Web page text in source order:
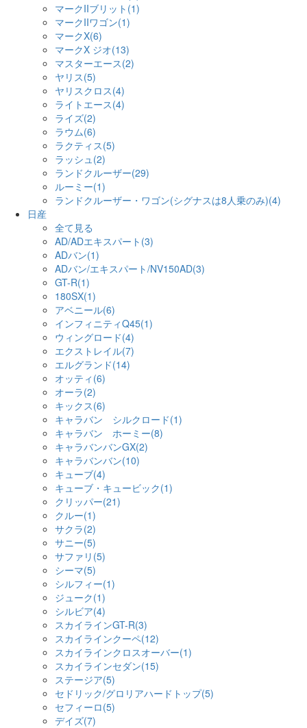
マークIIブリット(1)
マークIIワゴン(1)
マークX(6)
マークX ジオ(13)
マスターエース(2)
ヤリス(5)
ヤリスクロス(4)
ライトエース(4)
ライズ(2)
ラウム(6)
ラクティス(5)
ラッシュ(2)
ランドクルーザー(29)
ルーミー(1)
ランドクルーザー・ワゴン(シグナスは8人乗のみ)(4)
日産
全て見る
AD/ADエキスパート(3)
ADバン(1)
ADバン/エキスパート/NV150AD(3)
GT-R(1)
180SX(1)
アベニール(6)
インフィニティQ45(1)
ウィングロード(4)
エクストレイル(7)
エルグランド(14)
オッティ(6)
オーラ(2)
キックス(6)
キャラバン シルクロード(1)
キャラバン ホーミー(8)
キャラバンバンGX(2)
キャラバンバン(10)
キューブ(4)
キューブ・キュービック(1)
クリッパー(21)
クルー(1)
サクラ(2)
サニー(5)
サファリ(5)
シーマ(5)
シルフィー(1)
ジューク(1)
シルビア(4)
スカイラインGT-R(3)
スカイラインクーペ(12)
スカイラインクロスオーバー(1)
スカイラインセダン(15)
ステージア(5)
セドリック/グロリアハードトップ(5)
セフィーロ(5)
デイズ(7)